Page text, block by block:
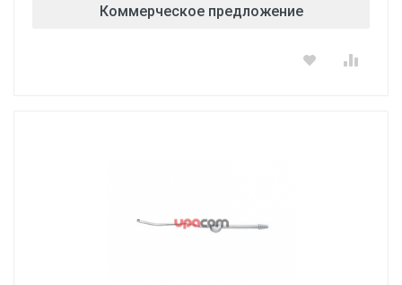
Коммерческое предложение